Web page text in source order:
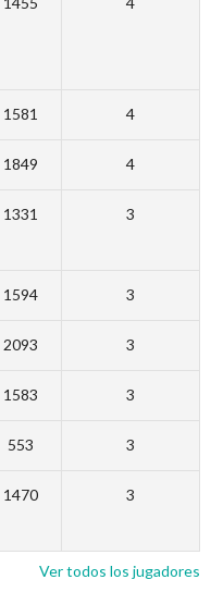
1581 4
1849 4
1331 3
1594 3
2093 3
1583 3
553 3
1470 3
Ver todos los jugadores